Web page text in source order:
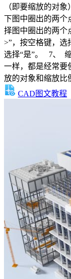
（即要缩放的对
下图中圈出的两
择图中圈出的两
>”，按空格键，选
选择“是”。 7、
一样，都是经常要
放的对象和缩放比
CAD图文教程